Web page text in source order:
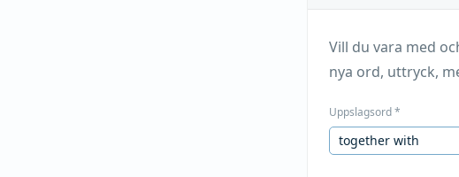
Vill du vara med
nya ord, uttryck,
Uppslagsord*